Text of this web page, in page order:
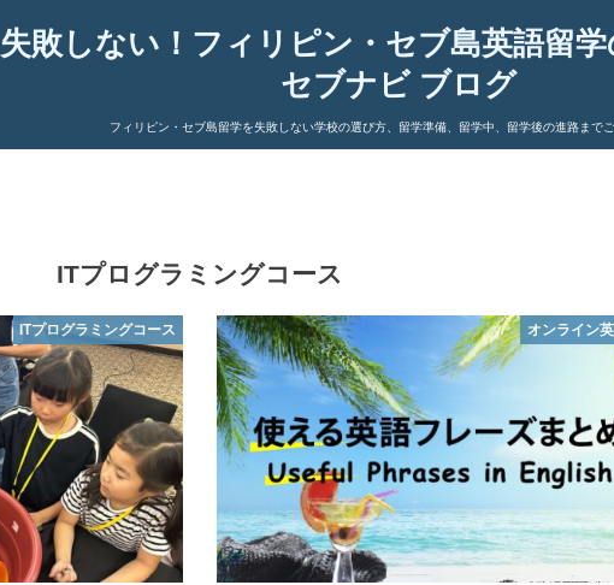
失敗しない！フィリピン・セブ島英語留
セブナビ ブログ
フィリピン・セブ島留学を失敗しない学校の選び方、留学準備、留学中、留学後の進路まで
ITプログラミングコース
ITプログラミングコース オンライン